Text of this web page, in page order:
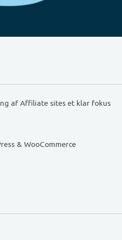
af Affiliate sites et klar fokus
& WooCommerce